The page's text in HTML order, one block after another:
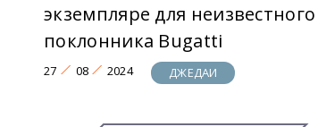
экземпляре для неизвестного
поклонника Bugatti
27 08 2024 ДЖЕДАИ